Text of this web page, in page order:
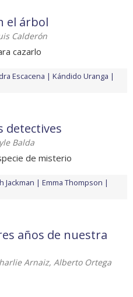
el árbol
Calderón
cazarlo
Escacena
Kándido Uranga
detectives
Balda
de misterio
Jackman
Emma Thompson
años de nuestra
Arnaiz, Alberto Ortega